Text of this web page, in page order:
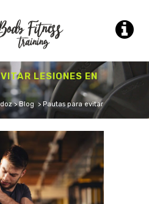
LESIONES EN
>Blog > Pautas para evitar